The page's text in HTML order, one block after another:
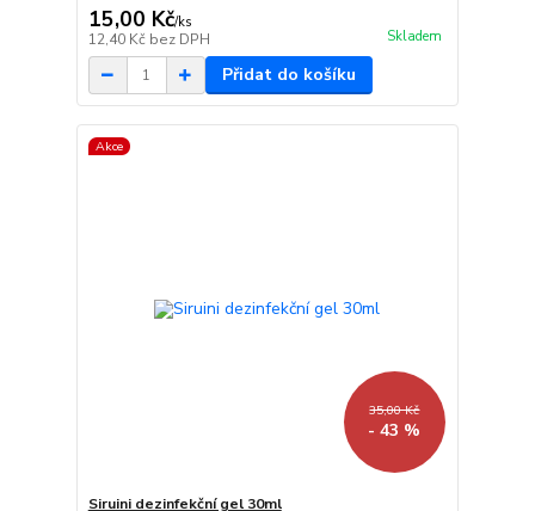
15,00 Kč/ks
12,40 Kč bez DPH Skladem
Přidat do košíku
Akce
35,00 Kč
- 43 %
Siruini dezinfekční gel 30ml